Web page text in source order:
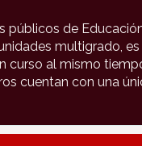
públicos de
multigrado,
curso al mismo
cuentan con una